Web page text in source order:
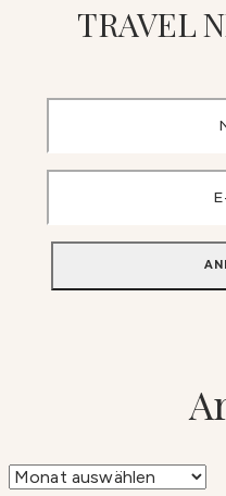
TRAVEL
Archiv